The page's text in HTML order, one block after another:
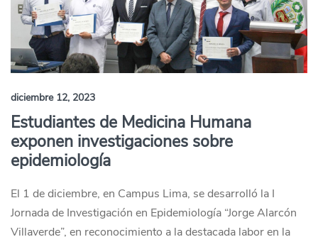
diciembre 12, 2023
Estudiantes de Medicina Humana
exponen investigaciones sobre
epidemiología
El 1 de diciembre, en Campus Lima, se desarrolló la I
Jornada de Investigación en Epidemiología “Jorge Alarcón
Villaverde”, en reconocimiento a la destacada labor en la